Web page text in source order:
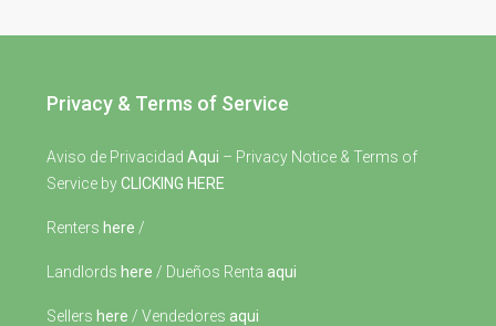
Privacy & Terms of Service
Aviso de Privacidad Aqui – Privacy Notice & Terms of
Service byCLICKING HERE
Renters here /
Landlords here / Dueños Renta aqui
Sellers here / Vendedores aqui